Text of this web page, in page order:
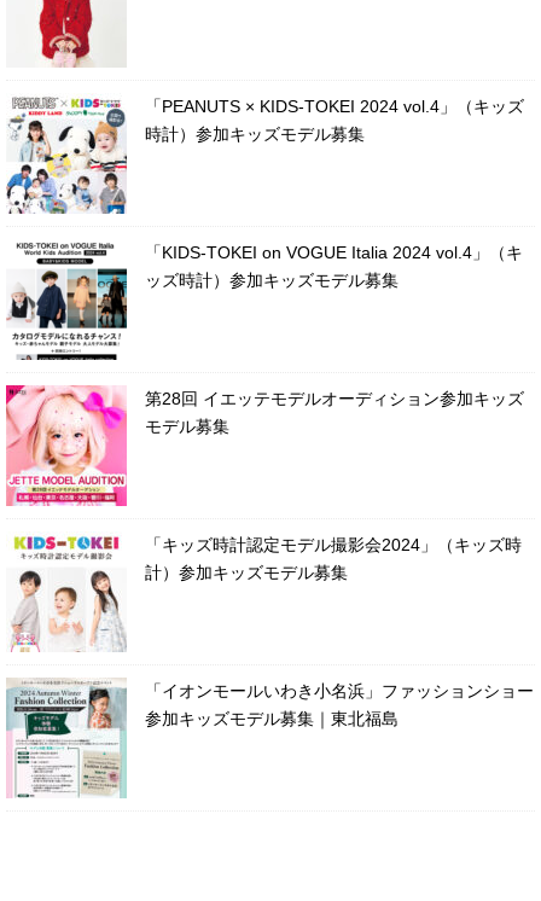
「PEANUTS × KIDS-TOKEI 2024 vol.4」（キッズ
時計）参加キッズモデル募集
「KIDS-TOKEI on VOGUE Italia 2024 vol.4」（キ
ッズ時計）参加キッズモデル募集
第28回 イエッテモデルオーディション参加キッズ
モデル募集
「キッズ時計認定モデル撮影会2024」（キッズ時
計）参加キッズモデル募集
「イオンモールいわき小名浜」ファッションショー
参加キッズモデル募集｜東北福島